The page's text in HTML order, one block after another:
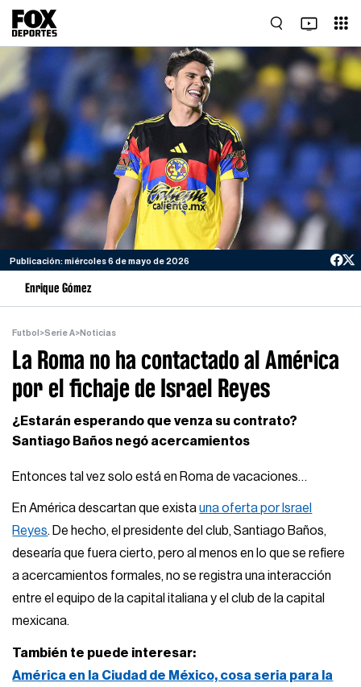
Publicación: miércoles 6 de mayo de 2026
Enrique Gómez
Futbol >Serie A>Noticias
La Roma no ha contactado al América
por el fichaje de Israel Reyes
¿Estarán esperando que venza su contrato?
Santiago Baños negó acercamientos
Entonces tal vez solo está en Roma de vacaciones…
En América descartan que existauna oferta por Israel
Reyes. De hecho, el presidente del club, Santiago Baños,
desearía que fuera cierto, pero al menos en lo que se refiere
a acercamientos formales, no se registra una interacción
entre el equipo de la capital italiana y el club de la capital
mexicana.
También te puede interesar:
América en la Ciudad de México, cosa seria para la